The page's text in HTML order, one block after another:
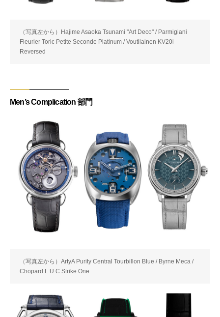
（写真左から）Hajime Asaoka Tsunami "Art Deco" / Parmigiani
Fleurier Toric Petite Seconde Platinum / Voutilainen KV20i
Reversed
Men’s Complication 部門
（写真左から）ArtyA Purity Central Tourbillon Blue / Byrne Meca /
Chopard L.U.C Strike One